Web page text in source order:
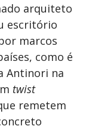
arquiteto
escritório
marcos
como é
Antinori na
twist
remetem